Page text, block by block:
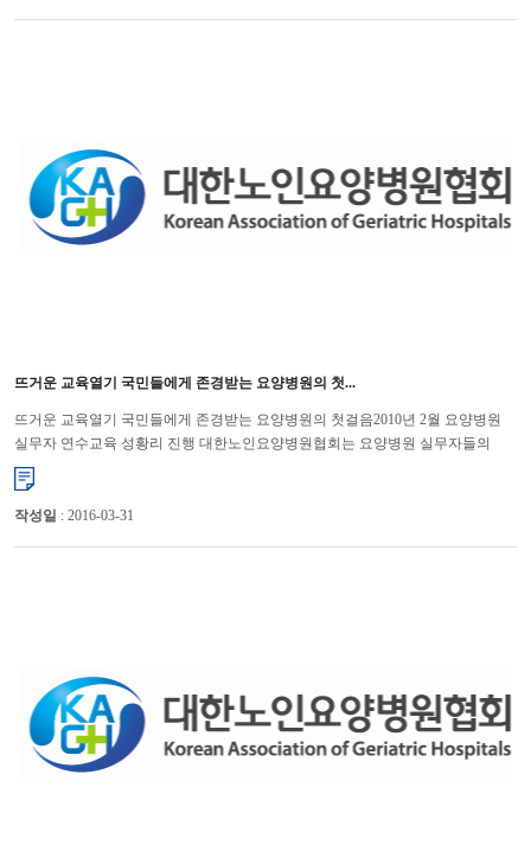
뜨거운 교육열기 국민들에게 존경받는 요양병원의 첫...
뜨거운 교육열기 국민들에게 존경받는 요양병원의 첫걸음2010년 2월 요양병원
실무자 연수교육 성황리 진행 대한노인요양병원협회는 요양병원 실무자들의
직무능력 향상을 통해 경쟁력 강화를 위해 연수교육을 대한병...
작성일 : 2016-03-31